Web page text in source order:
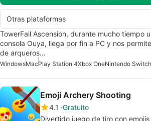
Otras plataformas
TowerFall Ascension, durante mucho tiempo
consola Ouya, llega por fin a PC y nos
de arqueros…
WindowsMacPlay Station 4Xbox OneNintendo Switch
Emoji Archery Shooting
4.1 Gratuito
Divertido juego de tiro con emojis